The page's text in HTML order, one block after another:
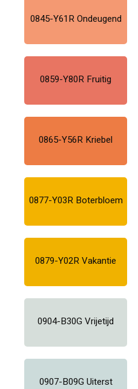
0845-Y61R Ondeugend
0859-Y80R Fruitig
0865-Y56R Kriebel
0877-Y03R Boterbloem
0879-Y02R Vakantie
0904-B30G Vrijetijd
0907-B09G Uiterst